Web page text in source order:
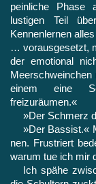
peinliche Phase
lustigen Teil
Kennenlernen
… vorausgesetzt,
der emotional
einem eine
freizuräumen.«
»Der Schmerz
»Der Bassist.«
nen. Frustriert
warum tue ich mir
Ich spähe